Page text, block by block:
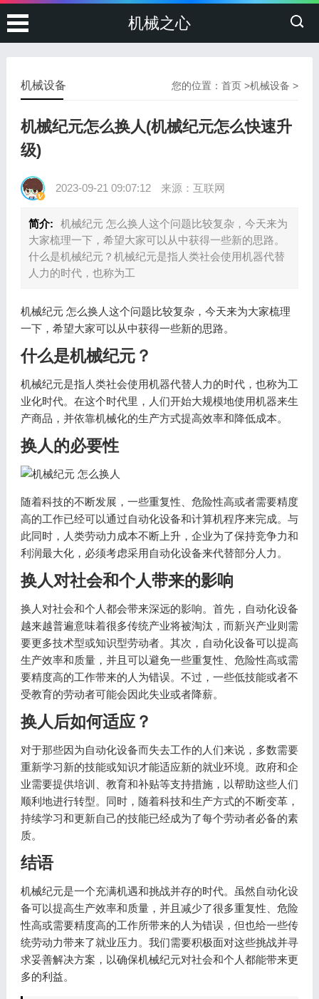
机械之心
您的位置：首页 >机械设备 >
机械设备
机械纪元怎么换人(机械纪元怎么快速升
级)
2023-09-21 09:07:12 来源：互联网
简介:
机械纪元 怎么换人这个问题比较复杂，今天来为
大家梳理一下，希望大家可以从中获得一些新的思路。
什么是机械纪元？机械纪元是指人类社会使用机器代替
人力的时代，也称为工
机械纪元 怎么换人这个问题比较复杂，今天来为大家梳理
一下，希望大家可以从中获得一些新的思路。
什么是机械纪元？
机械纪元是指人类社会使用机器代替人力的时代，也称为工
业化时代。在这个时代里，人们开始大规模地使用机器来生
产商品，并依靠机械化的生产方式提高效率和降低成本。
换人的必要性
随着科技的不断发展，一些重复性、危险性高或者需要精度
高的工作已经可以通过自动化设备和计算机程序来完成。与
此同时，人类劳动力成本不断上升，企业为了保持竞争力和
利润最大化，必须考虑采用自动化设备来代替部分人力。
换人对社会和个人带来的影响
换人对社会和个人都会带来深远的影响。首先，自动化设备
越来越普遍意味着很多传统产业将被淘汰，而新兴产业则需
要更多技术型或知识型劳动者。其次，自动化设备可以提高
生产效率和质量，并且可以避免一些重复性、危险性高或需
要精度高的工作带来的人为错误。不过，一些低技能或者不
受教育的劳动者可能会因此失业或者降薪。
换人后如何适应？
对于那些因为自动化设备而失去工作的人们来说，多数需要
重新学习新的技能或知识才能适应新的就业环境。政府和企
业需要提供培训、教育和补贴等支持措施，以帮助这些人们
顺利地进行转型。同时，随着科技和生产方式的不断变革，
持续学习和更新自己的技能已经成为了每个劳动者必备的素
质。
结语
机械纪元是一个充满机遇和挑战并存的时代。虽然自动化设
备可以提高生产效率和质量，并且减少了很多重复性、危险
性高或需要精度高的工作所带来的人为错误，但也给一些传
统劳动力带来了就业压力。我们需要积极面对这些挑战并寻
求妥善解决方案，以确保机械纪元对社会和个人都能带来更
多的利益。